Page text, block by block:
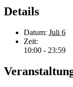
Details
Datum: Juli 6
Zeit:
10:00 - 23:59